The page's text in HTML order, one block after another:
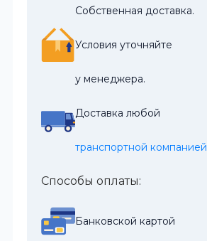
Собственная доставка.
Условия уточняйте
у менеджера.
Доставка любой
транспортной компанией
Способы оплаты:
Банковской картой